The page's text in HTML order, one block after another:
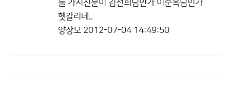
를 가지신분이 김선희님인가 이순옥님인가
헷갈리네..
양상모 2012-07-04 14:49:50